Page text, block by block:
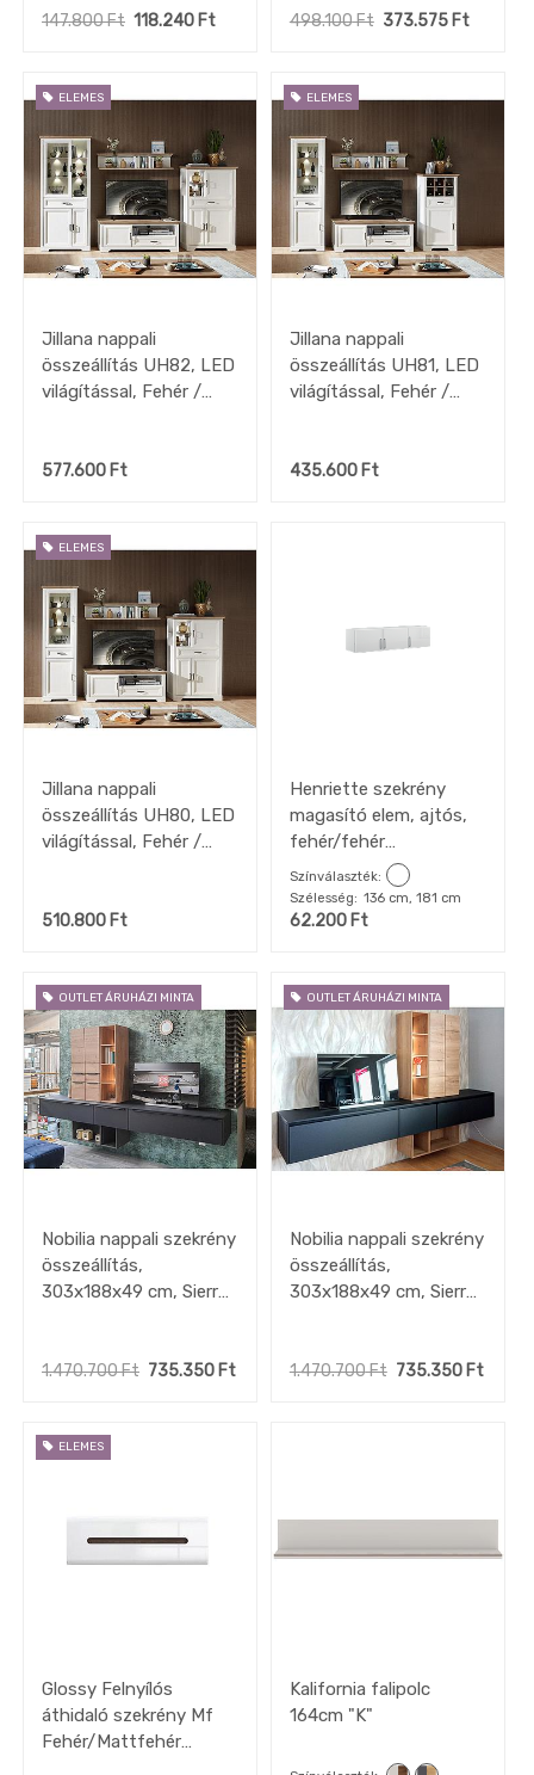
készletről
Fürdőszoba
Gyerekszoba
Iroda
Tapéta,
Függöny,
Lakástextil
Szőnyeg
DEKO
kiegészítők,
faliképek
147.800Ft 118.240 Ft 498.100Ft 373.575Ft
ELEMES
Jillana nappali
összeállítás UH82, LED
világítással, Fehér /
577.600 Ft
ELEMES
Jillana nappali
összeállítás UH81, LED
világítással, Fehér /
435.600Ft
ELEMES
Jillana nappali
összeállítás UH80, LED
világítással, Fehér /
510.800 Ft
Henriette szekrény
magasító elem, ajtós,
fehér/fehér
magasfényű,
136x39x54cm
Színválaszték
Szélesség
136 cm, 181 cm
62.200Ft
OUTLET ÁRUHÁZI MINTA
Nobilia nappali szekrény
összeállítás,
303x188x49 cm, Sierra
1.470.700Ft 735.350 Ft
OUTLET ÁRUHÁZI MINTA
Nobilia nappali szekrény
összeállítás,
303x188x49 cm, Sierra
1.470.700Ft 735.350Ft
ELEMES
Glossy Felnyílós
áthidaló szekrény Mf
Fehér/Mattfehér
Kalifornia falipolc
164cm "K"